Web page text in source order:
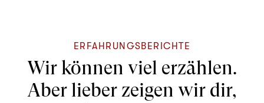
ERFAHRUNGSBERICHTE
Wir können viel erzählen.
Aber lieber zeigen wir dir,